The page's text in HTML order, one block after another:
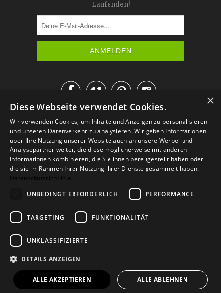
Laufenden!

IM KATALOG BLÄTTERN
Versand Zahlarten
Retoure
Widerrufsformular
© 2026Baltic Design Shop. Baltic Design Shop
×
Diese Webseite verwendet Cookies.
Wir verwenden Cookies, um Inhalte und Anzeigen zu personalisieren
und unseren Datenverkehr zu analysieren. Wir geben Informationen
über Ihre Nutzung unserer Website auch an unsere Werbe- und
Analysepartner weiter, die diese möglicherweise mit anderen
Informationen kombinieren, die Sie ihnen bereitgestellt haben oder
die sie im Rahmen Ihrer Nutzung ihrer Dienste gesammelt haben.
Datenschutzrichtlinie
UNBEDINGT ERFORDERLICH
PERFORMANCE
TARGETING FUNKTIONALITÄT
UNKLASSIFIZIERTE
DETAILS ANZEIGEN
ALLE AKZEPTIEREN ALLE ABLEHNEN